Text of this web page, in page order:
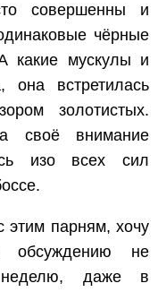
совершенны и
чёрные
какие мускулы и
она встретилась
золотистых.
своё внимание
изо всех сил
парням, хочу
обсуждению не
даже в